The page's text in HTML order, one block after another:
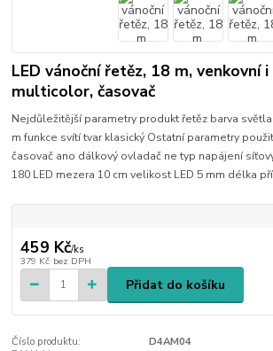
LED vánoční řetěz, 18 m, venkovní
multicolor, časovač
Nejdůležitější parametry produkt řetěz barva
m funkce svítí tvar klasický Ostatní parametry
časovač ano dálkový ovladač ne typ napájení
180 LED mezera 10 cm velikost LED 5 mm délka
459 Kč/ks
379 Kč bez DPH
Přidat do košíku
Číslo produktu:
D4AM04